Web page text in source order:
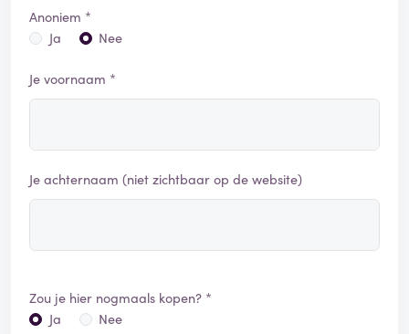
Anoniem *
Ja
Nee
Je voornaam *
Je achternaam (niet zichtbaar op de website)
Zou je hier nogmaals kopen? *
Ja
Nee